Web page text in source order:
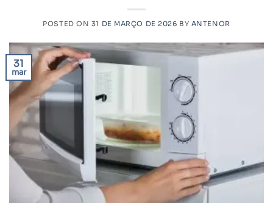
POSTED ON 31 DE MARÇO DE 2026 BY ANTENOR
31
mar